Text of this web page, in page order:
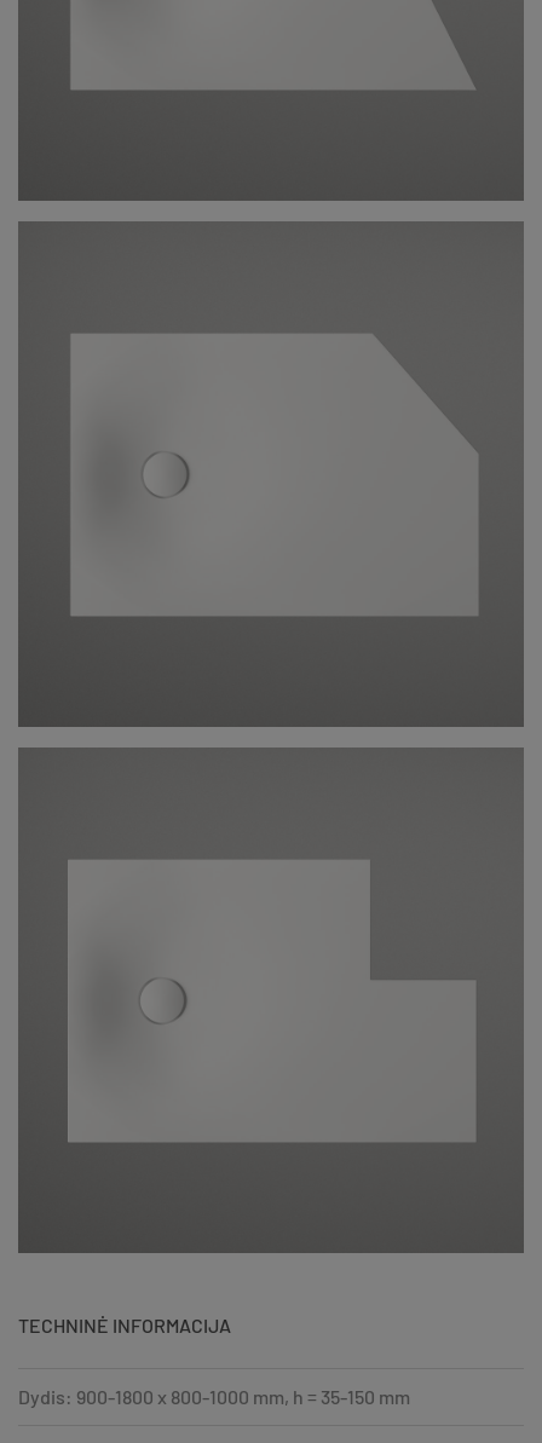
TECHNINĖ INFORMACIJA
Dydis: 900-1800 x 800-1000 mm, h = 35-150 mm